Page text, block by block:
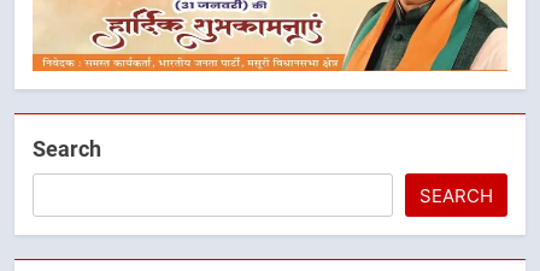
Search
SEARCH
मुख्यमंत्री धामी के नेतृत्व में मसूरी बन रही